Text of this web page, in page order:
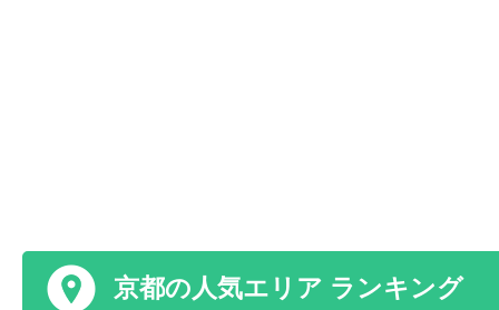
京都の人気エリア ランキング